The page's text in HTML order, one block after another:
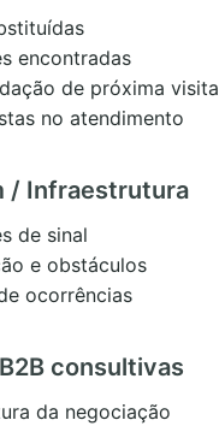
encontradas
de próxima visita
no atendimento
/ Infraestrutura
de sinal
e obstáculos
ocorrências
consultivas
da negociação